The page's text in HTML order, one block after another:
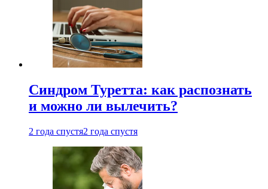
Синдром Туретта: как распознать
и можно ли вылечить?
2 года спустя2 года спустя